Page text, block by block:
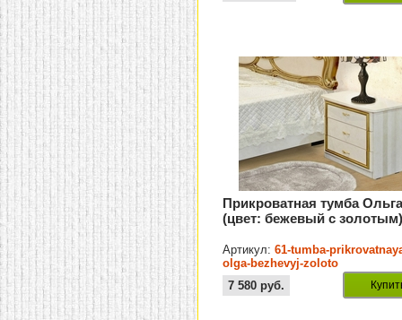
Прикроватная тумба
(цвет: бежевый с
Артикул:61-tumba-
olga-bezhevyj-zoloto
7 580 руб.